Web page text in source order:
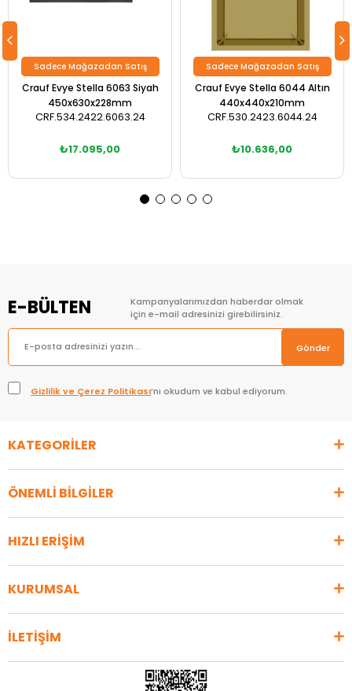
Crauf Evye Stella 6063 Siyah
450x630x228mm
CRF.534.2422.6063.24
₺17.095,00
Sadece Mağazadan Satış
Crauf Evye Stella 6044 Altın
440x440x210mm
CRF.530.2423.6044.24
₺10.636,00
Sadece Mağazadan Satış
E-BÜLTEN
Kampanyalarımızdan haberdar olmak
için e-mail adresinizi girebilirsiniz.
Gönder
Gizlilik ve Çerez Politikası’nı okudum ve kabul ediyorum.
KATEGORİLER
ÖNEMLİ BİLGİLER
HIZLI ERİŞİM
KURUMSAL
İLETİŞİM